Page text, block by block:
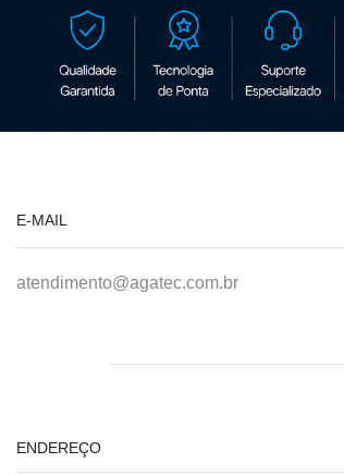
E-MAIL
atendimento@agatec.com.br
ENDEREÇO